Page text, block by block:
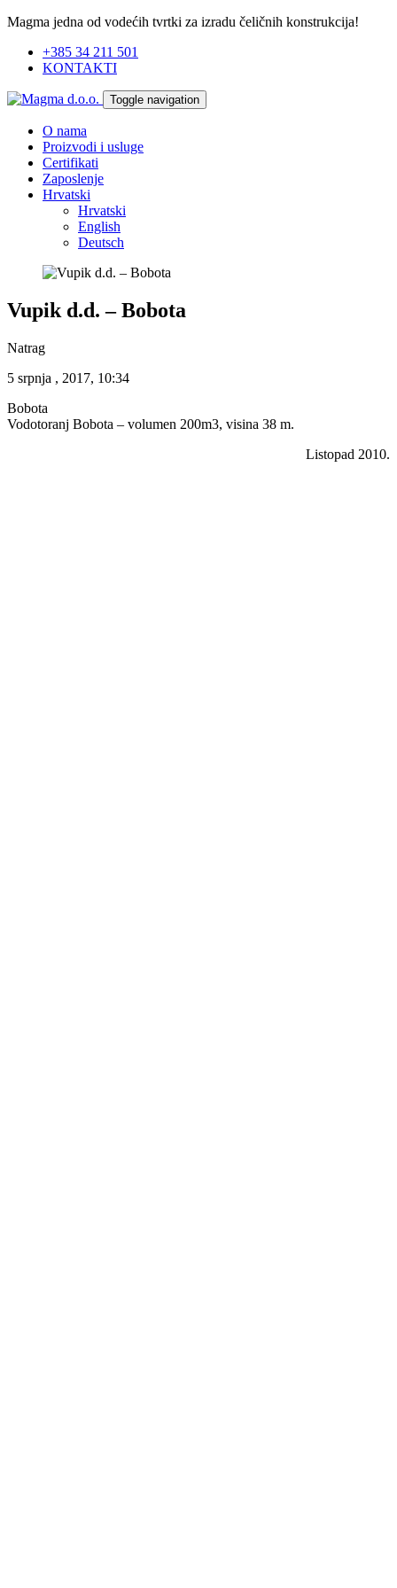
Magma jedna od vodećih tvrtki za izradu čeličnih konstrukcija!
+385 34 211 501
KONTAKTI
Toggle navigation
O nama
Proizvodi i usluge
Certifikati
Zaposlenje
Hrvatski
Hrvatski
English
Deutsch
Vupik d.d. – Bobota
Natrag
5 srpnja , 2017, 10:34
Bobota
Vodotoranj Bobota – volumen 200m3, visina 38 m.
Listopad 2010.